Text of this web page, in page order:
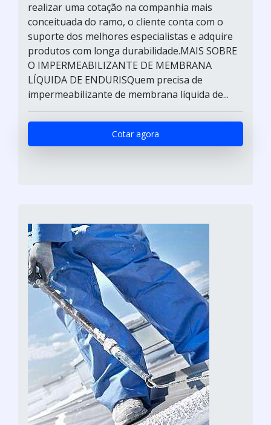
realizar uma cotação na companhia mais
conceituada do ramo, o cliente conta com o
suporte dos melhores especialistas e adquire
produtos com longa durabilidade.MAIS SOBRE
O IMPERMEABILIZANTE DE MEMBRANA
LÍQUIDA DE ENDURISQuem precisa de
impermeabilizante de membrana líquida de...
Cotar agora